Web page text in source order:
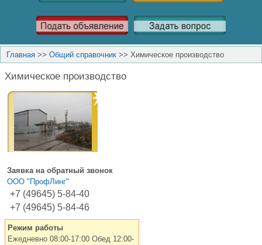
Главная >> Общий справочник >> Химическое производство
Химическое производство
Заявка на обратный звонок
ООО "ПрофЛинг"
+7 (49645) 5-84-40
+7 (49645) 5-84-46
Режим работы
Ежедневно 08:00-17:00 Обед 12:00-